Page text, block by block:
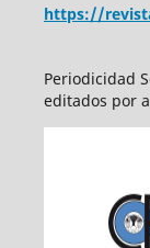
https://
Periodicidad
editados por